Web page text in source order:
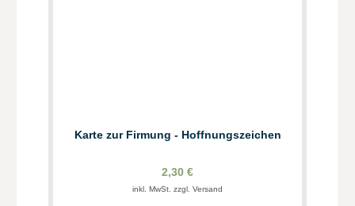
Karte zur Firmung - Hoffnungszeichen
2,30 €
inkl. MwSt. zzgl. Versand